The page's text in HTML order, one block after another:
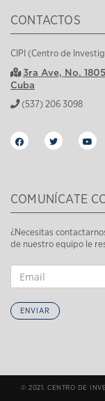
CONTACTOS
CIPI (Centro de
3ra Ave, No.
Cuba
(537) 206 3098
COMUNÍCATE
¿Necesitas
de nuestro equipo le
ENVIAR
© 2021. CENTRO DE